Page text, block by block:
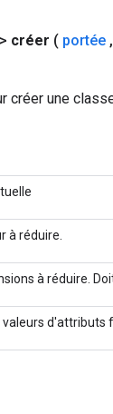
créer ( portée ,
créer une
à réduire.
à réduire.
valeurs d'attributs